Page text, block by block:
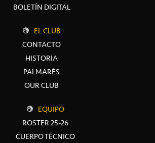
BOLETÍN DIGITAL
EL CLUB
CONTACTO
HISTORIA
PALMARÉS
OUR CLUB
EQUIPO
ROSTER 25-26
CUERPO TÉCNICO